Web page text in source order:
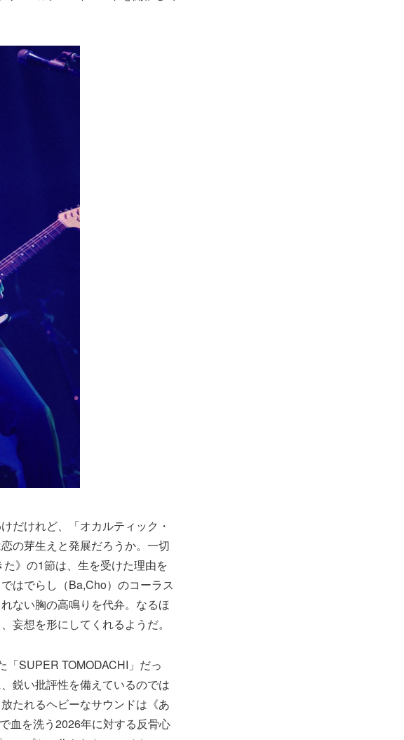
だけれど、「オカルティック・
の芽生えと発展だろうか。一切
》の1節は、生を受けた理由を
はでらし（Ba,Cho）のコーラス
ない胸の高鳴りを代弁。なるほ
妄想を形にしてくれるようだ。
「SUPER TOMODACHI」だっ
鋭い批評性を備えているのでは
たれるヘビーなサウンドは《あ
血を洗う2026年に対する反骨心